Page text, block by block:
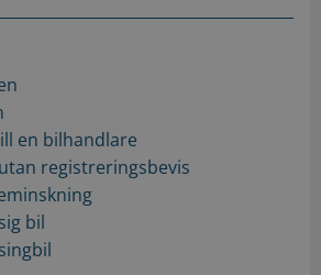
en bilhandlare
registreringsbevis
bil